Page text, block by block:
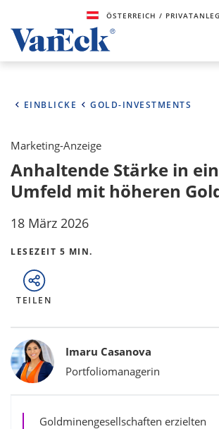
ÖSTERREICH/
EINBLICKE GOLD-INVESTMENTS
Marketing-Anzeige
Anhaltende Stärke in
Umfeld mit höheren
18 März 2026
LESEZEIT 5 MIN.
TEILEN
Bylines
Imaru Casanova
Portfoliomanagerin
Goldminengesellschaften erzielten